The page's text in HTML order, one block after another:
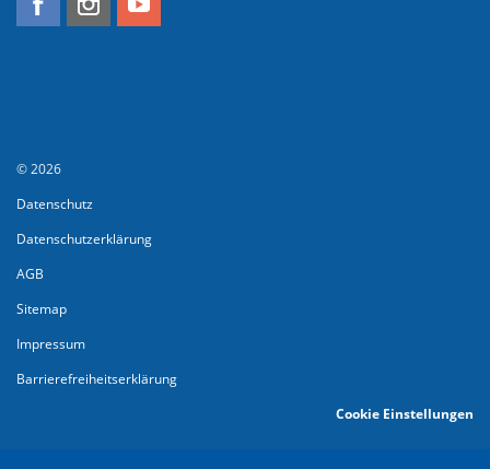
© 2026
Datenschutz
Datenschutzerklärung
AGB
Sitemap
Impressum
Barrierefreiheitserklärung
Cookie Einstellungen